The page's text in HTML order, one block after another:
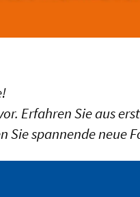
Erfahren Sie aus
spannende neue